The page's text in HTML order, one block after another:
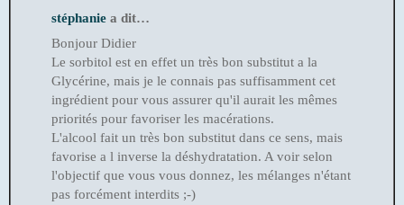
stéphanie a dit…
Bonjour Didier
Le sorbitol est en effet un très bon substitut a la
Glycérine, mais je le connais pas suffisamment cet
ingrédient pour vous assurer qu'il aurait les mêmes
priorités pour favoriser les macérations.
L'alcool fait un très bon substitut dans ce sens, mais
favorise a l inverse la déshydratation. A voir selon
l'objectif que vous vous donnez, les mélanges n'étant
pas forcément interdits ;-)